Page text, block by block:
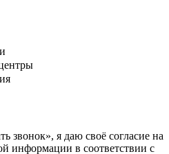
звонок», я даю своё согласие на
информации в соответствии с